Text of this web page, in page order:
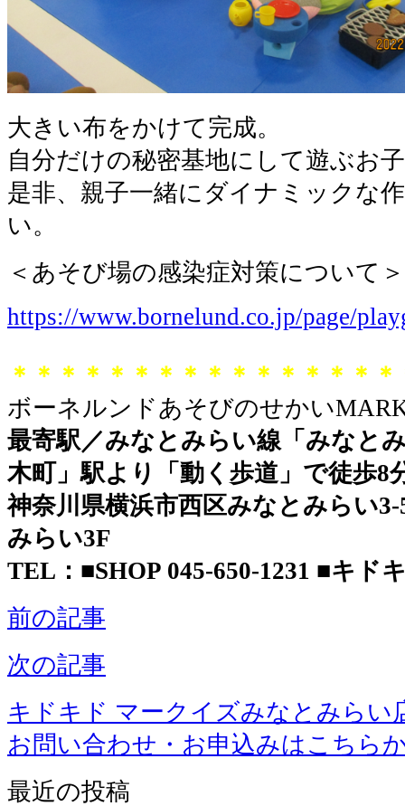
大きい布をかけて完成。
自分だけの秘密基地にして遊ぶお
是非、親子一緒にダイナミックな
い。
＜あそび場の感染症対策について＞
https://www.bornelund.co.jp/page/
＊＊＊＊＊＊＊＊＊＊＊＊＊＊＊
ボーネルンドあそびのせかい
最寄駅／みなとみらい線「みなと
木町」駅より「動く歩道」で徒歩8
神奈川県横浜市西区みなとみらい
みらい3F
TEL：■SHOP 045-650-1231 ■キド
前の記事
次の記事
キドキド マークイズみなとみらい
お問い合わせ・お申込みはこちら
最近の投稿